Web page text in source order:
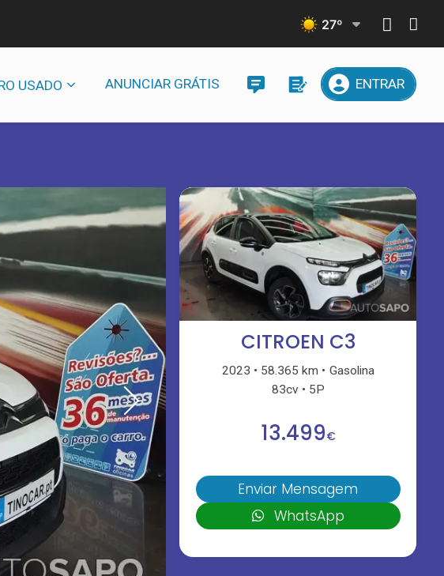
27º
USADO ANUNCIAR GRÁTIS ENTRAR
CITROEN C3
2023 58.365 km
Gasolina
83cv
5P
13.499€
Enviar Mensagem
WhatsApp